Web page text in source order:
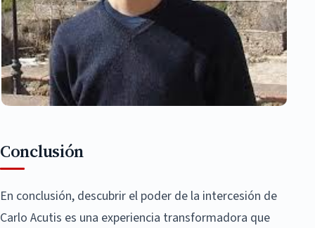
Conclusión
En conclusión, descubrir el poder de la intercesión de
Carlo Acutis es una experiencia transformadora que